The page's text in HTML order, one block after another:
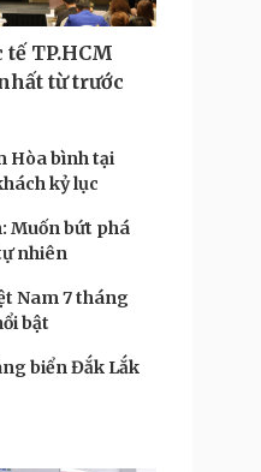
TP.HCM
từ trước
Hòa bình tại
kỷ lục
Muốn bứt phá
nhiên
Nam 7 tháng
bật
biển Đắk Lắk